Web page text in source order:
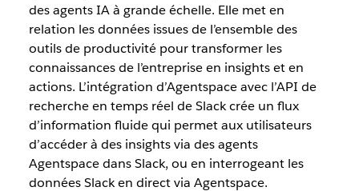
des agents IA à grande échelle. Elle met en
relation les données issues de l’ensemble des
outils de productivité pour transformer les
connaissances de l’entreprise en insights et en
actions. L’intégration d’Agentspace avec l’API de
recherche en temps réel de Slack crée un flux
d’information fluide qui permet aux utilisateurs
d’accéder à des insights via des agents
Agentspace dans Slack, ou en interrogeant les
données Slack en direct via Agentspace.